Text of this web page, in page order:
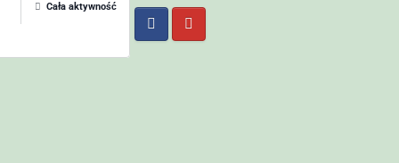
Cała aktywność